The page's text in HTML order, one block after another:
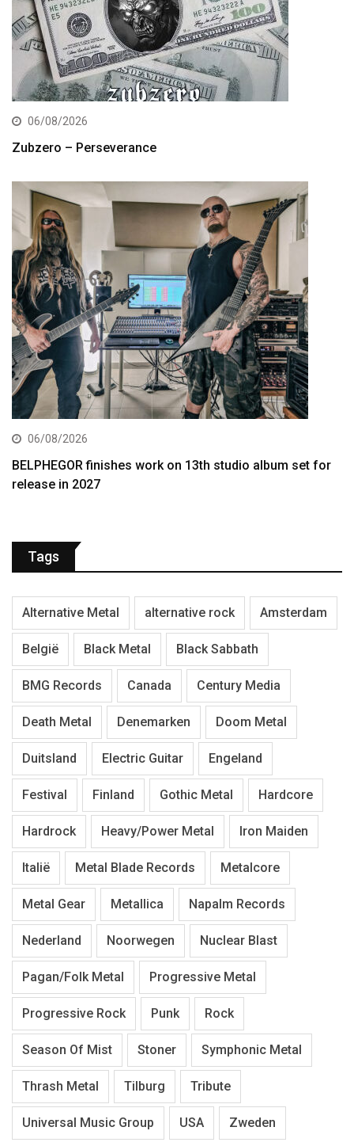
06/08/2026
Zubzero – Perseverance
06/08/2026
BELPHEGOR finishes work on 13th studio album set for
release in 2027
Tags
Alternative Metal alternative rock Amsterdam
België Black Metal Black Sabbath
BMG Records Canada Century Media
Death Metal Denemarken Doom Metal
Duitsland Electric Guitar Engeland
Festival Finland Gothic Metal Hardcore
Hardrock Heavy/Power Metal Iron Maiden
Italië Metal Blade Records Metalcore
Metal Gear Metallica Napalm Records
Nederland Noorwegen Nuclear Blast
Pagan/Folk Metal Progressive Metal
Progressive Rock Punk Rock
Season Of Mist Stoner Symphonic Metal
Thrash Metal Tilburg Tribute
Universal Music Group USA Zweden